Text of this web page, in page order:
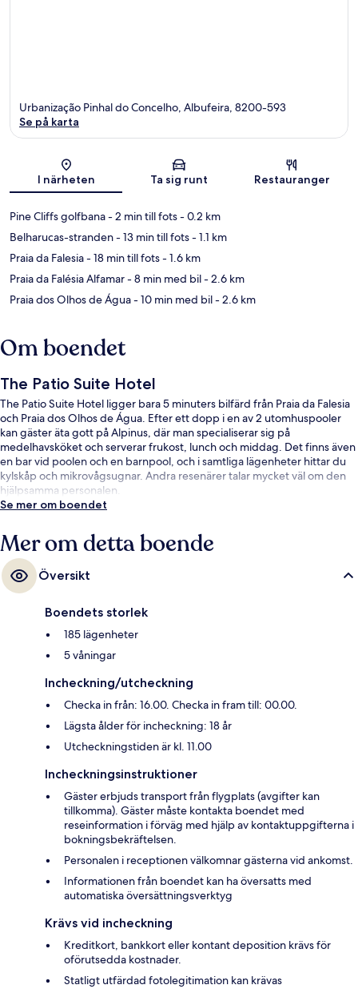
Karta
Urbanização Pinhal do Concelho, Albufeira, 8200-593
Se på karta
I närheten Ta sig runt Restauranger
Pine Cliffs golfbana- 2 min till fots- 0.2 km
Belharucas-stranden- 13 min till fots- 1.1 km
Praia da Falesia- 18 min till fots- 1.6 km
Praia da Falésia Alfamar- 8 min med bil- 2.6 km
Praia dos Olhos de Água- 10 min med bil- 2.6 km
Om boendet
The Patio Suite Hotel
The Patio Suite Hotel ligger bara 5 minuters bilfärd från Praia da Falesia
och Praia dos Olhos de Água. Efter ett dopp i en av 2 utomhuspooler
kan gäster äta gott på Alpinus, där man specialiserar sig på
medelhavsköket och serverar frukost, lunch och middag. Det finns även
en bar vid poolen och en barnpool, och i samtliga lägenheter hittar du
kylskåp och mikrovågsugnar. Andra resenärer talar mycket väl om den
hjälpsamma personalen.
Se mer om boendet
Mer om detta boende
Översikt
Boendets storlek
185 lägenheter
5 våningar
Incheckning/utcheckning
Checka in från: 16.00. Checka in fram till: 00.00.
Lägsta ålder för incheckning: 18 år
Utcheckningstiden är kl. 11.00
Incheckningsinstruktioner
Gäster erbjuds transport från flygplats (avgifter kan
tillkomma). Gäster måste kontakta boendet med
reseinformation i förväg med hjälp av kontaktuppgifterna i
bokningsbekräftelsen.
Personalen i receptionen välkomnar gästerna vid ankomst.
Informationen från boendet kan ha översatts med
automatiska översättningsverktyg
Krävs vid incheckning
Kreditkort, bankkort eller kontant deposition krävs för
oförutsedda kostnader.
Statligt utfärdad fotolegitimation kan krävas